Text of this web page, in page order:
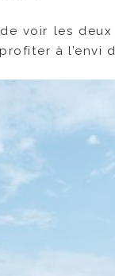
de voir les
à